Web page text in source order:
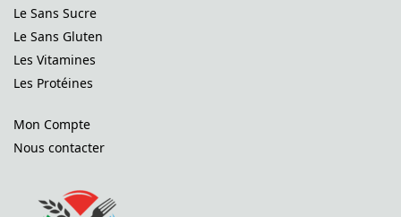
Le Sans Sucre
Le Sans Gluten
Les Vitamines
Les Protéines
Mon Compte
Nous contacter